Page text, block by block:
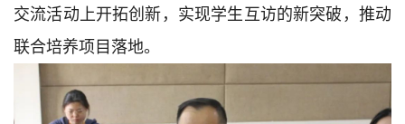
交流活动上开拓创新，实现学生互访的新突破，推动
联合培养项目落地。